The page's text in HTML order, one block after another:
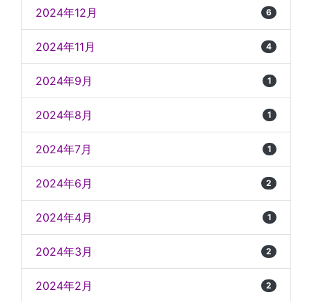
2024年12月 6
2024年11月 4
2024年9月 1
2024年8月 1
2024年7月 1
2024年6月 2
2024年4月 1
2024年3月 2
2024年2月 2